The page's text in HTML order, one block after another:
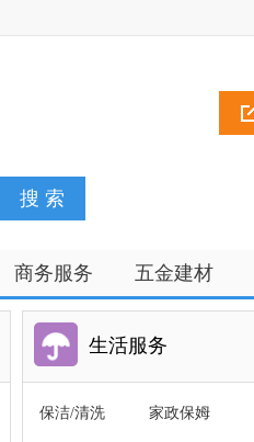
商务服务 五金建材
生活服务
保洁/清洗 家政保姆